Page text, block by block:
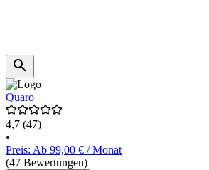
Quaro
4,7 (47)
•
Preis: Ab 99,00 € / Monat
(47 Bewertungen)